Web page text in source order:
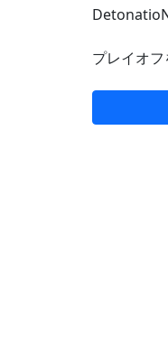
プレイオ